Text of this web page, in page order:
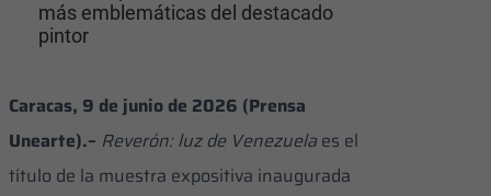
más emblemáticas del destacado
pintor
Caracas, 9 de junio de 2026 (Prensa
Unearte).– Reverón: luz de Venezuela es el
título de la muestra expositiva inaugurada